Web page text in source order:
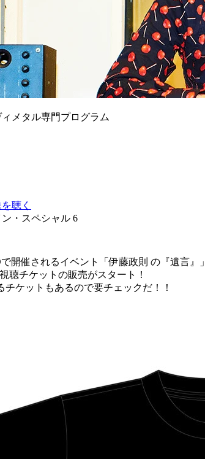
メタル専門プログラム
聴く
・スペシャル 6
開催されるイベント「伊藤政則 の『遺言』」
聴チケットの販売がスタート！
ケットもあるので要チェックだ！！